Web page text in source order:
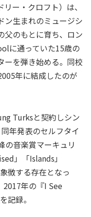
ー・クロフト）は、
ン生まれのミュージシ
父のもとに育ち、ロン
に通っていた15歳の
を弾き始める。同校
年に結成したのが
Turksと契約しシン
年発表のセルフタイ
の音楽賞マーキュリ
」「Islands」
徴する存在となっ
年の『I See
記録。